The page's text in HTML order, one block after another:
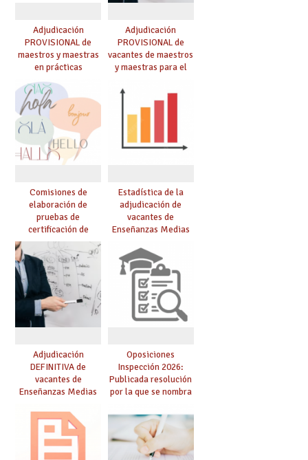
Adjudicación
PROVISIONAL de
maestros y maestras
en prácticas
Adjudicación
PROVISIONAL de
vacantes de maestros
y maestras para el
Comisiones de
elaboración de
pruebas de
certificación de
competencia
lingüística: publicada
resolución definitiva
Estadística de la
adjudicación de
vacantes de
Enseñanzas Medias
Adjudicación
DEFINITIVA de
vacantes de
Enseñanzas Medias
Oposiciones
Inspección 2026:
Publicada resolución
por la que se nombra
prácticas, se regulan
dichas prácticas y se
convoca acto público
de adjudicación